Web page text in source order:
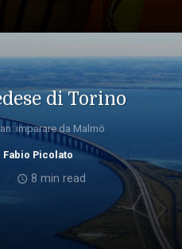
di Torino
imparare da Malmö
Fabio Picolato
access_time 8 min read